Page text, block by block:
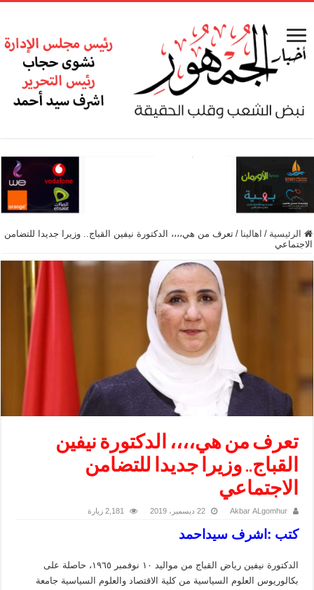
الرئيسية / اهالينا / تعرف من هي،،،، الدكتورة نيفين القباج.. وزيرا جديدا للتضامن
الاجتماعي
تعرف من هي،،،، الدكتورة نيفين
القباج.. وزيرا جديدا للتضامن
الاجتماعي
Akbar ALgomhur 22 ديسمبر، 2019 2,181 زيارة
كتب :اشرف سيداحمد
الدكتورة نيفين رياض القباج من مواليد ١٠ نوفمبر ١٩٦٥، حاصلة على
بكالوريوس العلوم السياسية من كلية الاقتصاد والعلوم السياسية جامعة